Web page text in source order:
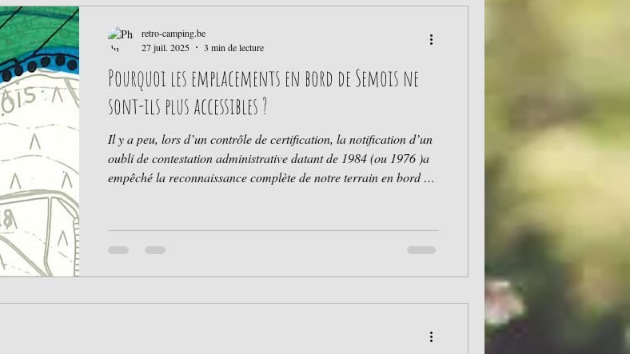
Pourquoi les emplacements en bord de Semois ne
sont-ils plus accessibles ?
Il y a peu, lors d’un contrôle de certification, la notification d’un
oubli de contestation administrative datant de 1984 (ou 1976 )a
empêché la reconnaissance complète de notre terrain en bord de
exploiter les emplacements situés dans une bande de 15 mètres le
long de la Semois, même de manière éphémère, comme cela se
faisait historiquement, et ce, pend
retro-camping.be
27 juil. 2025
3 min de lecture